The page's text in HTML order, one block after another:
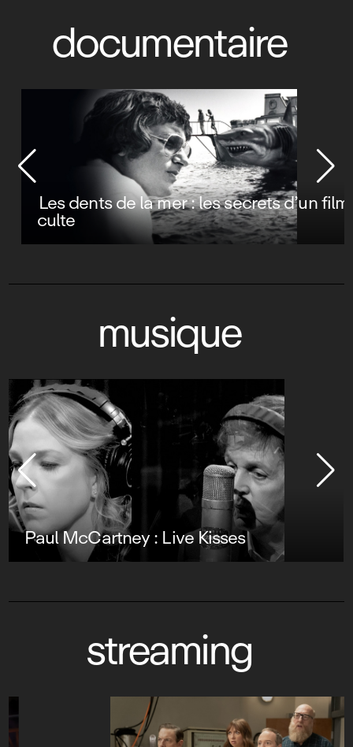
documentaire
Les dents de la mer : les secrets d’un film
culte
musique
Paul McCartney : Live Kisses
streaming